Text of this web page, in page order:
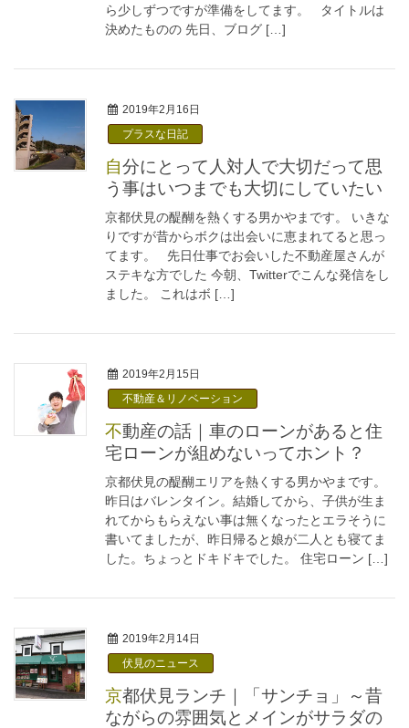
ら少しずつですが準備をしてます。 タイトルは
決めたものの 先日、ブログ […]
2019年2月16日
プラスな日記
自分にとって人対人で大切だって思
う事はいつまでも大切にしていたい
京都伏見の醍醐を熱くする男かやまです。 いきな
りですが昔からボクは出会いに恵まれてると思っ
てます。 先日仕事でお会いした不動産屋さんが
ステキな方でした 今朝、Twitterでこんな発信をし
ました。 これはボ […]
2019年2月15日
不動産＆リノベーション
不動産の話｜車のローンがあると住
宅ローンが組めないってホント？
京都伏見の醍醐エリアを熱くする男かやまです。
昨日はバレンタイン。結婚してから、子供が生ま
れてからもらえない事は無くなったとエラそうに
書いてましたが、昨日帰ると娘が二人とも寝てま
した。ちょっとドキドキでした。 住宅ローン […]
2019年2月14日
伏見のニュース
京都伏見ランチ｜「サンチョ」～昔
ながらの雰囲気とメインがサラダの